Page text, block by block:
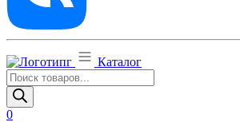
Каталог
Поиск
товаров
0